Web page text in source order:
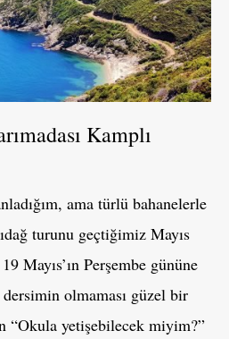
Kamplı
ama türlü bahanelerle
turunu geçtiğimiz Mayıs
Mayıs’ın Perşembe gününe
olmaması güzel bir
“Okula yetişebilecek miyim?”